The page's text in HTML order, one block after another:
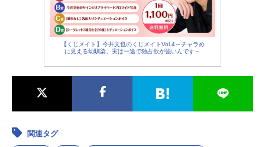
【くじメイト】今井文也のくじメイトVol.4～チャラめ
に見える幼馴染、実は一途で独占欲が強いんです～
関連タグ